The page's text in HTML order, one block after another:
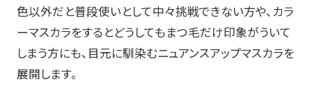
色以外だと普段使いとして中々挑戦できない方や、カラ
ーマスカラをするとどうしてもまつ毛だけ印象がういて
しまう方にも、目元に馴染むニュアンスアップマスカラを
展開します。